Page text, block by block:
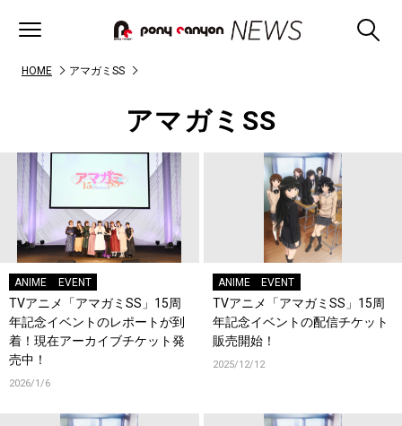
HOME アマガミSS
アマガミSS
ANIME EVENT
TVアニメ「アマガミSS」15周
年記念イベントのレポートが到
着！現在アーカイブチケット発
売中！
2026/1/6
ANIME EVENT
TVアニメ「アマガミSS」15周
年記念イベントの配信チケット
販売開始！
2025/12/12